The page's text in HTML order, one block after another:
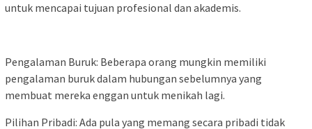
untuk mencapai tujuan profesional dan akademis.
Pengalaman Buruk: Beberapa orang mungkin memiliki
pengalaman buruk dalam hubungan sebelumnya yang
membuat mereka enggan untuk menikah lagi.
Pilihan Pribadi: Ada pula yang memang secara pribadi tidak